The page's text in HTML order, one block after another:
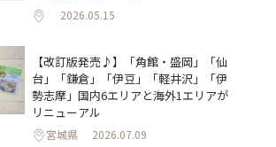
2026.05.15
【改訂版発売♪】「角館・盛岡」「仙
台」「鎌倉」「伊豆」「軽井沢」「伊
勢志摩」国内6エリアと海外1エリアが
リニューアル
宮城県 2026.07.09